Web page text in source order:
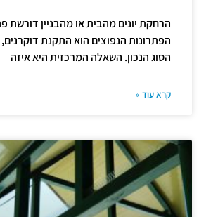
הרחקת יונים מהבית או מהבניין דורשת
הפתרונות הנפוצים הוא התקנת
הסוג הנכון. השאלה המרכזית היא איזה
קרא עוד »